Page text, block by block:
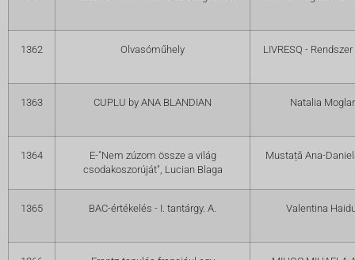
1362 Olvasóműhely LIVRESQ -
1363 CUPLU by ANA BLANDIAN Natalia
1364
E-"Nem zúzom össze a világ
csodakoszorúját", Lucian Blaga
Mustață Ana-
1365 BAC-értékelés - I. tantárgy. A. Valentina